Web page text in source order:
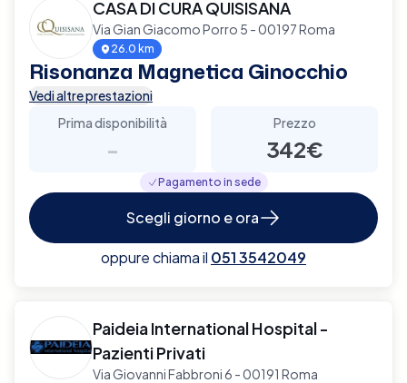
CASA DI CURA QUISISANA
Via Gian Giacomo Porro 5 - 00197 Roma
26.0 km
Risonanza Magnetica Ginocchio
Vedi altre prestazioni
Prima disponibilità
-
Prezzo
342€
Pagamento in sede
Scegli giorno e ora
oppure chiama il 051 3542049
Paideia International Hospital -
Pazienti Privati
Via Giovanni Fabbroni 6 - 00191 Roma